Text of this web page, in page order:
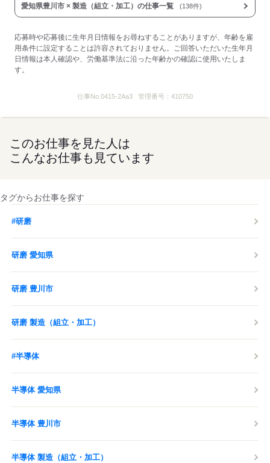
愛知県豊川市 × 製造（組立・加工）の仕事一覧 (138件)
応募時や応募後に生年月日情報をお尋ねすることがありますが、年齢を雇
用条件に設定することは許容されておりません。ご回答いただいた生年月
日情報は本人確認や、労働基準法に沿った年齢かの確認に使用いたしま
す。
仕事No. 0415-2Aa3 管理番号：410750
このお仕事を見た人は
こんなお仕事も見ています
タグからお仕事を探す
#研磨
研磨 愛知県
研磨 豊川市
研磨 製造（組立・加工）
#半導体
半導体 愛知県
半導体 豊川市
半導体 製造（組立・加工）